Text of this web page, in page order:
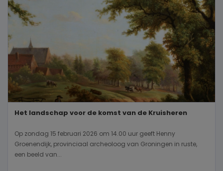
Het landschap voor de komst van de Kruisheren
Op zondag 15 februari 2026 om 14.00 uur geeft Henny
Groenendijk, provinciaal archeoloog van Groningen in ruste,
een beeld van...